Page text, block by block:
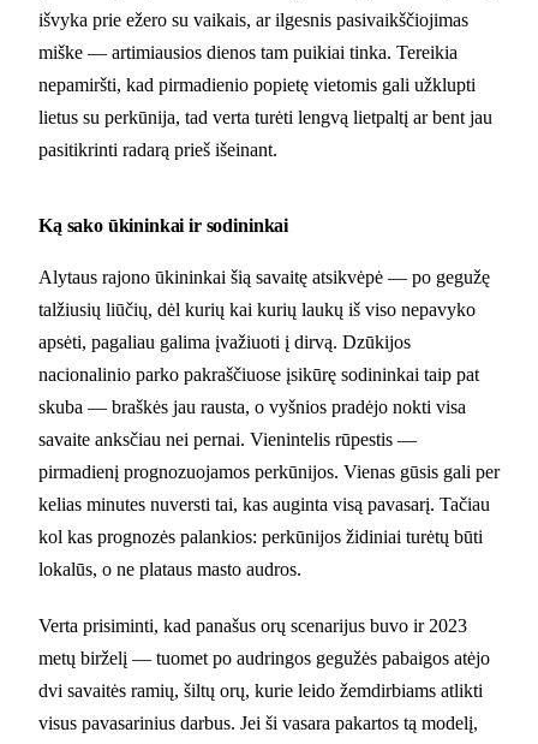
išvyka prie ežero su vaikais, ar ilgesnis pasivaikščiojimas
miške — artimiausios dienos tam puikiai tinka. Tereikia
nepamiršti, kad pirmadienio popietę vietomis gali užklupti
lietus su perkūnija, tad verta turėti lengvą lietpaltį ar bent jau
pasitikrinti radarą prieš išeinant.
Ką sako ūkininkai ir sodininkai
Alytaus rajono ūkininkai šią savaitę atsikvėpė — po gegužę
talžiusių liūčių, dėl kurių kai kurių laukų iš viso nepavyko
apsėti, pagaliau galima įvažiuoti į dirvą. Dzūkijos
nacionalinio parko pakraščiuose įsikūrę sodininkai taip pat
skuba — braškės jau rausta, o vyšnios pradėjo nokti visa
savaite anksčiau nei pernai. Vienintelis rūpestis —
pirmadienį prognozuojamos perkūnijos. Vienas gūsis gali per
kelias minutes nuversti tai, kas auginta visą pavasarį. Tačiau
kol kas prognozės palankios: perkūnijos židiniai turėtų būti
lokalūs, o ne plataus masto audros.
Verta prisiminti, kad panašus orų scenarijus buvo ir 2023
metų birželį — tuomet po audringos gegužės pabaigos atėjo
dvi savaitės ramių, šiltų orų, kurie leido žemdirbiams atlikti
visus pavasarinius darbus. Jei ši vasara pakartos tą modelį,